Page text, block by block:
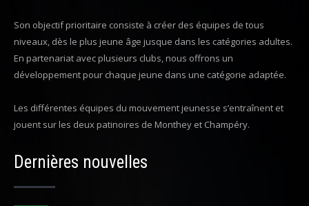
Son objectif prioritaire consiste à créer des équipes de tous
niveaux, dès le plus jeune âge jusque dans les catégories adultes.
En partenariat avec plusieurs clubs, nous offrons un
développement pour chaque jeune dans une catégorie adaptée.
Les différentes équipes du mouvement jeunesse s’entraînent et
jouent sur les deux patinoires de Monthey et Champéry.
Dernières nouvelles